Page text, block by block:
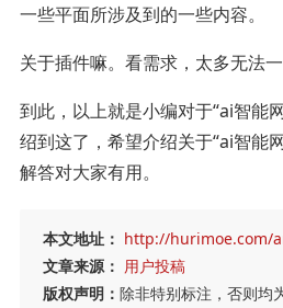
一些平面所涉及到的一些内容。
关于插件嘛。看需求，太多无法
到此，以上就是小编对于“ai智能
绍到这了，希望介绍关于“ai智能
解答对大家有用。
本文地址： http://hurimoe.com/
文章来源： 用户投稿
版权声明： 除非特别标注，否则均